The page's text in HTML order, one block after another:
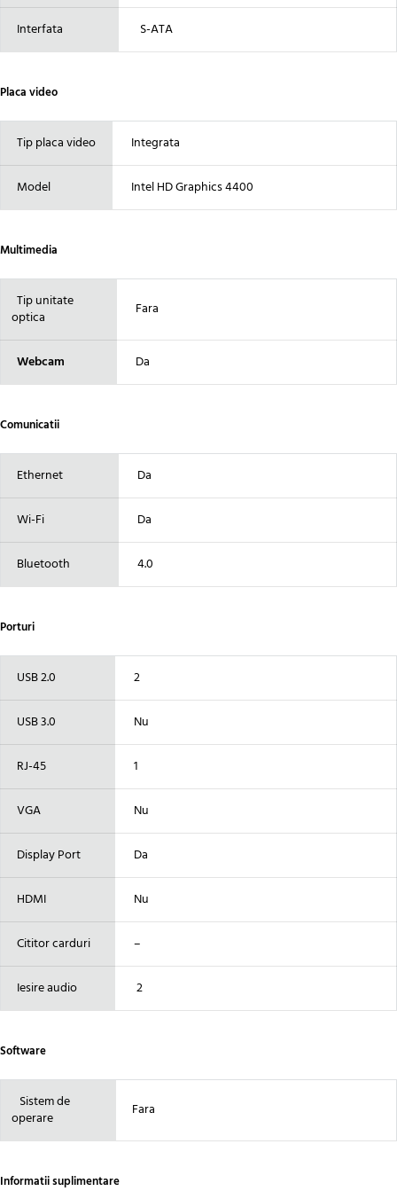
Interfata S-ATA
Placa video
Tip placa video Integrata
Model Intel HD Graphics 4400
Multimedia
Tip unitate
optica
Fara
Webcam Da
Comunicatii
Ethernet Da
Wi-Fi Da
Bluetooth 4.0
Porturi
USB 2.0 2
USB 3.0 Nu
RJ-45 1
VGA Nu
Display Port Da
HDMI Nu
Cititor carduri –
Iesire audio 2
Software
Sistem de
operare
Fara
Informatii suplimentare